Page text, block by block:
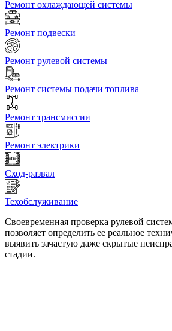
Ремонт охлаждающей системы
Ремонт подвески
Ремонт рулевой системы
Ремонт системы подачи топлива
Ремонт трансмиссии
Ремонт электрики
Сход-развал
Техобслуживание
Своевременная проверка рулевой
позволяет определить ее реальное
выявить зачастую даже скрытые
стадии.